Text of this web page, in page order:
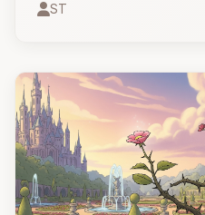
cái cối xay. Và bật ba
ST